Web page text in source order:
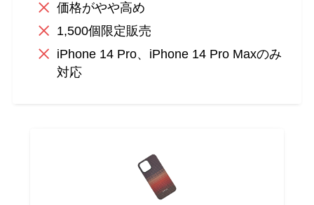
価格がやや高め
1,500個限定販売
iPhone 14 Pro、iPhone 14 Pro Maxのみ
対応